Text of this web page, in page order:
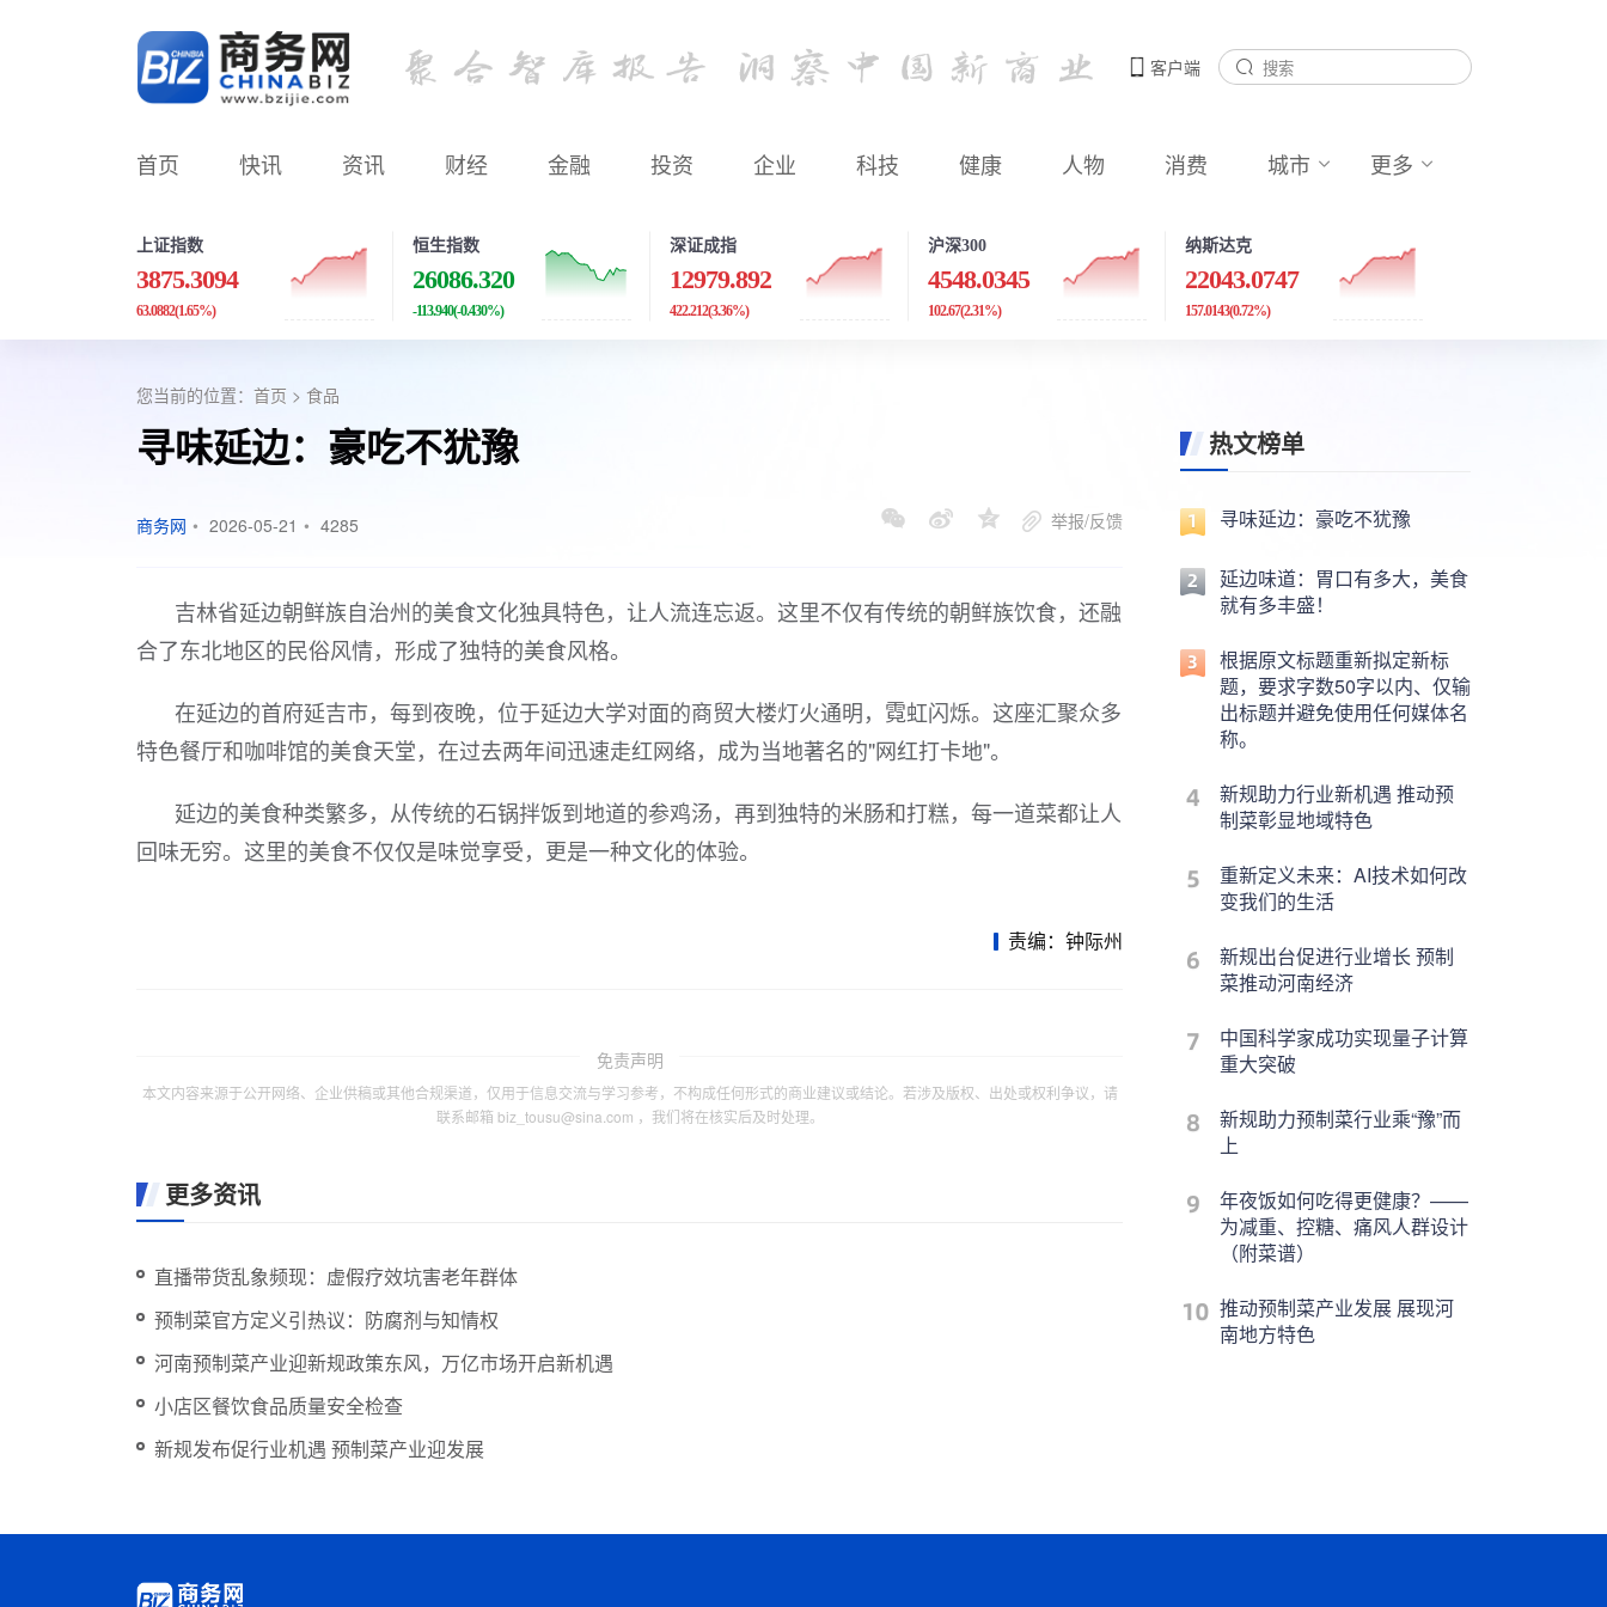
客户端
首页 快讯 资讯 财经 金融 投资 企业 科技 健康 人物 消费 城市 更多
上证指数
3875.3094
63.0882(1.65%)
恒生指数
26086.320
-113.940(-0.430%)
深证成指
12979.892
422.212(3.36%)
沪深300
4548.0345
102.67(2.31%)
纳斯达克
22043.0747
157.0143(0.72%)
您当前的位置： 首页 > 食品
寻味延边：豪吃不犹豫
商务网 • 2026-05-21 • 4285 举报/反馈
吉林省延边朝鲜族自治州的美食文化独具特色，让人流连忘返。这里不仅有传统的朝鲜族饮食，还融
合了东北地区的民俗风情，形成了独特的美食风格。
在延边的首府延吉市，每到夜晚，位于延边大学对面的商贸大楼灯火通明，霓虹闪烁。这座汇聚众多
特色餐厅和咖啡馆的美食天堂，在过去两年间迅速走红网络，成为当地著名的"网红打卡地"。
延边的美食种类繁多，从传统的石锅拌饭到地道的参鸡汤，再到独特的米肠和打糕，每一道菜都让人
回味无穷。这里的美食不仅仅是味觉享受，更是一种文化的体验。
责编：钟际州
免责声明
本文内容来源于公开网络、企业供稿或其他合规渠道，仅用于信息交流与学习参考，不构成任何形式的商业建议或结论。若涉及版权、出处或权利争议，请
联系邮箱 biz_tousu@sina.com ，我们将在核实后及时处理。
更多资讯
直播带货乱象频现：虚假疗效坑害老年群体
预制菜官方定义引热议：防腐剂与知情权
河南预制菜产业迎新规政策东风，万亿市场开启新机遇
小店区餐饮食品质量安全检查
新规发布促行业机遇 预制菜产业迎发展
热文榜单
寻味延边：豪吃不犹豫
延边味道：胃口有多大，美食
就有多丰盛！
根据原文标题重新拟定新标
题，要求字数50字以内、仅输
出标题并避免使用任何媒体名
称。
新规助力行业新机遇 推动预
制菜彰显地域特色
重新定义未来：AI技术如何改
变我们的生活
新规出台促进行业增长 预制
菜推动河南经济
中国科学家成功实现量子计算
重大突破
新规助力预制菜行业乘“豫”而
上
年夜饭如何吃得更健康？——
为减重、控糖、痛风人群设计
（附菜谱）
推动预制菜产业发展 展现河
南地方特色